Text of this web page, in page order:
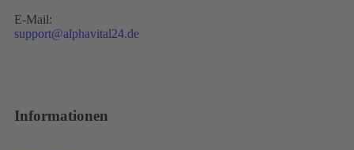
E-Mail:
support@alphavital24.de
Informationen